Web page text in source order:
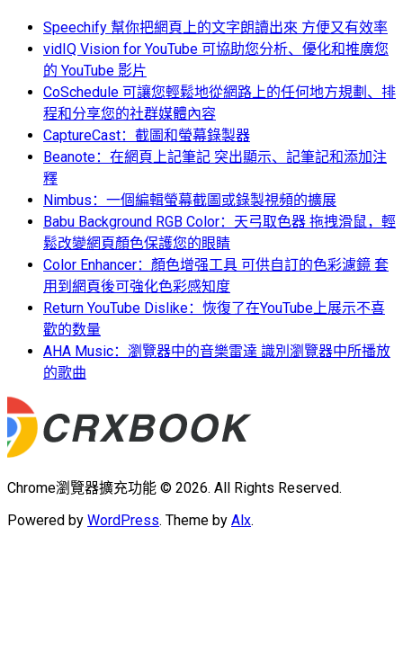
Speechify 幫你把網頁上的文字朗讀出來 方便又有效率
vidIQ Vision for YouTube 可協助您分析、優化和推廣您
的 YouTube 影片
CoSchedule 可讓您輕鬆地從網路上的任何地方規劃、排
程和分享您的社群媒體內容
CaptureCast：截圖和螢幕錄製器
Beanote：在網頁上記筆記 突出顯示、記筆記和添加注
釋
Nimbus：一個編輯螢幕截圖或錄製視頻的擴展
Babu Background RGB Color：天弓取色器 拖拽滑鼠，輕
鬆改變網頁顏色保護您的眼睛
Color Enhancer：顏色增强工具 可供自訂的色彩濾鏡 套
用到網頁後可強化色彩感知度
Return YouTube Dislike：恢復了在YouTube上展示不喜
歡的数量
AHA Music：瀏覽器中的音樂雷達 識別瀏覽器中所播放
的歌曲
Chrome瀏覽器擴充功能 © 2026. All Rights Reserved.
Powered by WordPress. Theme by Alx.